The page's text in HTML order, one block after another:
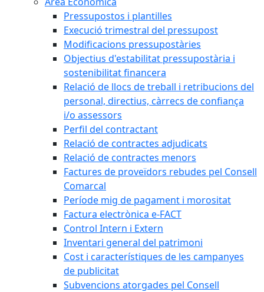
Pressupostos i plantilles
Execució trimestral del pressupost
Modificacions pressupostàries
Objectius d'estabilitat pressupostària i
sostenibilitat financera
Relació de llocs de treball i retribucions del
personal, directius, càrrecs de confiança
i/o assessors
Perfil del contractant
Relació de contractes adjudicats
Relació de contractes menors
Factures de proveïdors rebudes pel Consell
Comarcal
Període mig de pagament i morositat
Factura electrònica e-FACT
Control Intern i Extern
Inventari general del patrimoni
Cost i característiques de les campanyes
de publicitat
Subvencions atorgades pel Consell